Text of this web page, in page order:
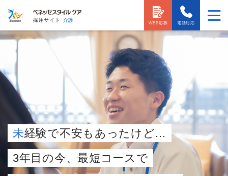
採用サイト 介護
電話対応
WEB応募
未経験で不安もあったけど…
3年目の今、最短コースで